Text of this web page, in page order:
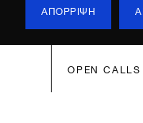
ΑΠΟΡΡΙΨΗ
OPEN CALLS